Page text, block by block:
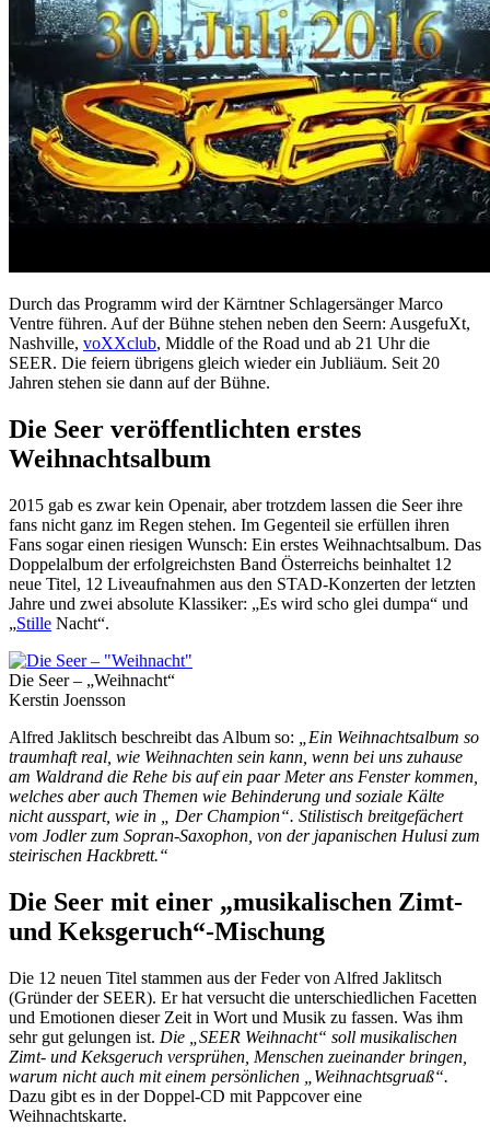
Durch das Programm wird der Kärntner Schlagersänger Marco
Ventre führen. Auf der Bühne stehen neben den Seern: AusgefuXt,
Nashville, voXXclub, Middle of the Road und ab 21 Uhr die
SEER. Die feiern übrigens gleich wieder ein Jubliäum. Seit 20
Jahren stehen sie dann auf der Bühne.
Die Seer veröffentlichten erstes
Weihnachtsalbum
2015 gab es zwar kein Openair, aber trotzdem lassen die Seer ihre
fans nicht ganz im Regen stehen. Im Gegenteil sie erfüllen ihren
Fans sogar einen riesigen Wunsch: Ein erstes Weihnachtsalbum. Das
Doppelalbum der erfolgreichsten Band Österreichs beinhaltet 12
neue Titel, 12 Liveaufnahmen aus den STAD-Konzerten der letzten
Jahre und zwei absolute Klassiker: „Es wird scho glei dumpa“ und
„Stille Nacht“.
Die Seer – „Weihnacht“
Kerstin Joensson
Alfred Jaklitsch beschreibt das Album so:
„Ein Weihnachtsalbum so
traumhaft real, wie Weihnachten sein kann, wenn bei uns zuhause
am Waldrand die Rehe bis auf ein paar Meter ans Fenster kommen,
welches aber auch Themen wie Behinderung und soziale Kälte
nicht ausspart, wie in „ Der Champion“. Stilistisch breitgefächert
vom Jodler zum Sopran-Saxophon, von der japanischen Hulusi zum
steirischen Hackbrett.“
Die Seer mit einer „musikalischen Zimt-
und Keksgeruch“-Mischung
Die 12 neuen Titel stammen aus der Feder von Alfred Jaklitsch
(Gründer der SEER). Er hat versucht die unterschiedlichen Facetten
und Emotionen dieser Zeit in Wort und Musik zu fassen. Was ihm
sehr gut gelungen ist. Die „SEER Weihnacht“ soll musikalischen
Zimt- und Keksgeruch versprühen, Menschen zueinander bringen,
warum nicht auch mit einem persönlichen „Weihnachtsgruaß“.
Dazu gibt es in der Doppel-CD mit Pappcover eine
Weihnachtskarte.